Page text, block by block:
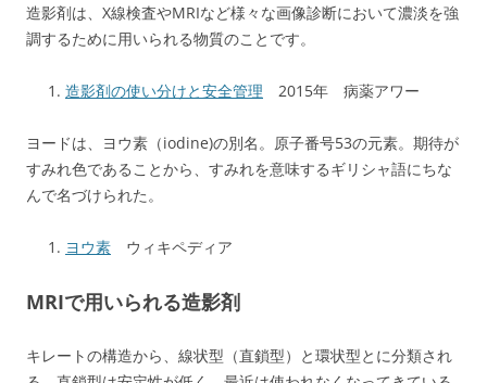
造影剤は、X線検査やMRIなど様々な画像診断において濃淡を強
調するために用いられる物質のことです。
造影剤の使い分けと安全管理 2015年 病薬アワー
ヨードは、ヨウ素（iodine)の別名。原子番号53の元素。期待が
すみれ色であることから、すみれを意味するギリシャ語にちな
んで名づけられた。
ヨウ素 ウィキペディア
MRIで用いられる造影剤
キレートの構造から、線状型（直鎖型）と環状型とに分類され